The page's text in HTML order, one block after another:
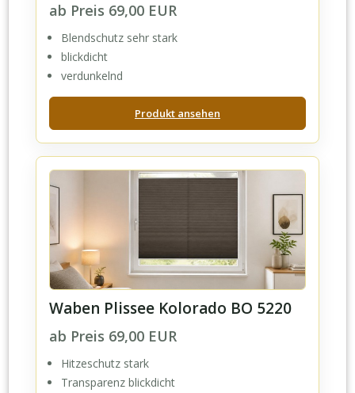
ab Preis 69,00 EUR
Blendschutz sehr stark
blickdicht
verdunkelnd
Produkt ansehen
Waben Plissee Kolorado BO 5220
ab Preis 69,00 EUR
Hitzeschutz stark
Transparenz blickdicht